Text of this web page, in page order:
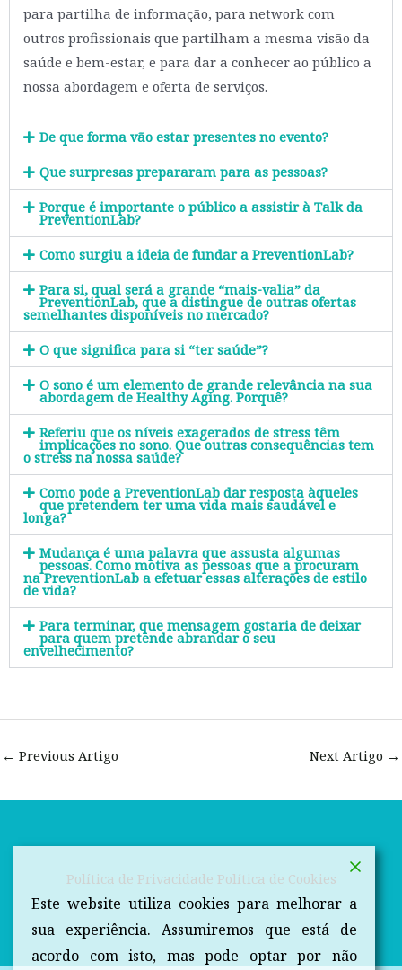
para partilha de informação, para network com
outros profissionais que partilham a mesma visão da
saúde e bem-estar, e para dar a conhecer ao público a
nossa abordagem e oferta de serviços.
De que forma vão estar presentes no evento?
Que surpresas prepararam para as pessoas?
Porque é importante o público a assistir à Talk da
PreventionLab?
Como surgiu a ideia de fundar a PreventionLab?
Para si, qual será a grande “mais-valia” da
PreventionLab, que a distingue de outras ofertas
semelhantes disponíveis no mercado?
O que significa para si “ter saúde”?
O sono é um elemento de grande relevância na sua
abordagem de Healthy Aging. Porquê?
Referiu que os níveis exagerados de stress têm
implicações no sono. Que outras consequências tem
o stress na nossa saúde?
Como pode a PreventionLab dar resposta àqueles
que pretendem ter uma vida mais saudável e
longa?
Mudança é uma palavra que assusta algumas
pessoas. Como motiva as pessoas que a procuram
na PreventionLab a efetuar essas alterações de estilo
de vida?
Para terminar, que mensagem gostaria de deixar
para quem pretende abrandar o seu
envelhecimento?
← Previous Artigo Next Artigo →
Política de Privacidade Política de Cookies
Este website utiliza cookies para melhorar a
sua experiência. Assumiremos que está de
acordo com isto, mas pode optar por não